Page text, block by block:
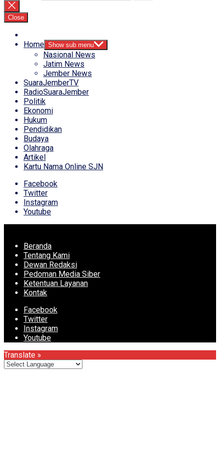
Close
Home Show sub menu
Nasional News
Jatim News
Jember News
SuaraJemberTV
RadioSuaraJember
Politik
Ekonomi
Hukum
Pendidikan
Budaya
Olahraga
Artikel
Kartu Nama Online SJN
Facebook
Twitter
Instagram
Youtube
Beranda
Tentang Kami
Dewan Redaksi
Pedoman Media Siber
Ketentuan Layanan
Kontak
Facebook
Twitter
Instagram
Youtube
Translate »